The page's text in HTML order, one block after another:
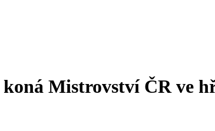
Mistrovství ČR ve